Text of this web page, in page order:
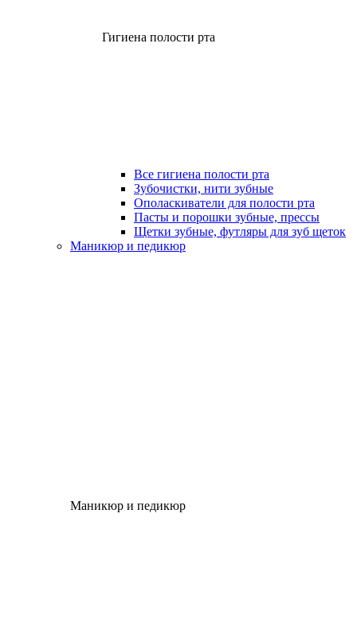
Гигиена полости рта
Все гигиена полости рта
Зубочистки, нити зубные
Ополаскиватели для полости рта
Пасты и порошки зубные, прессы
Щетки зубные, футляры для зуб щеток
Маникюр и педикюр
Маникюр и педикюр